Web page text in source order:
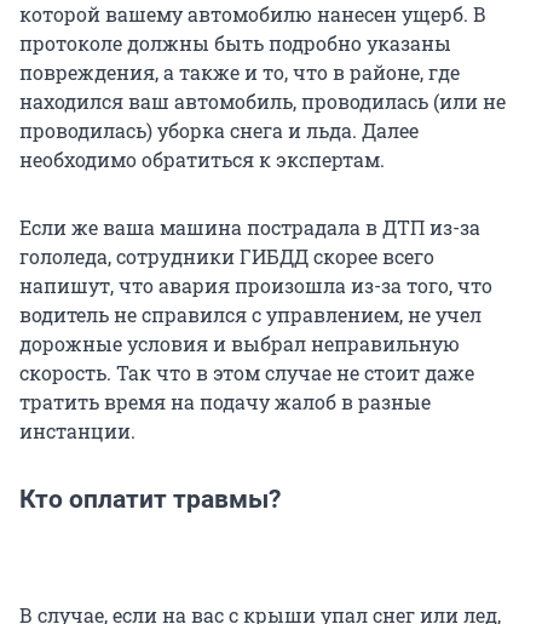
которой вашему автомобилю нанесен ущерб. В
протоколе должны быть подробно указаны
повреждения, а также и то, что в районе, где
находился ваш автомобиль, проводилась (или не
проводилась) уборка снега и льда. Далее
необходимо обратиться к экспертам.
Если же ваша машина пострадала в ДТП из-за
гололеда, сотрудники ГИБДД скорее всего
напишут, что авария произошла из-за того, что
водитель не справился с управлением, не учел
дорожные условия и выбрал неправильную
скорость. Так что в этом случае не стоит даже
тратить время на подачу жалоб в разные
инстанции.
Кто оплатит травмы?
В случае, если на вас с крыши упал снег или лед,